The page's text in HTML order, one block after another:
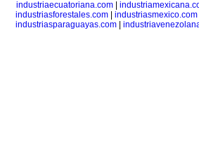
industriaecuatoriana.com|
industriasforestales.com
industriasmexico.com
industriasparaguayas.com